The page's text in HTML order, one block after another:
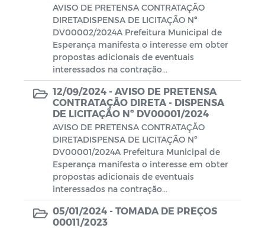
AVISO DE PRETENSA CONTRATAÇÃO
DIRETADISPENSA DE LICITAÇÃO Nº
DV00002/2024A Prefeitura Municipal de
Esperança manifesta o interesse em obter
propostas adicionais de eventuais
interessados na contração...
12/09/2024 - AVISO DE PRETENSA
CONTRATAÇÃO DIRETA - DISPENSA
DE LICITAÇÃO Nº DV00001/2024
AVISO DE PRETENSA CONTRATAÇÃO
DIRETADISPENSA DE LICITAÇÃO Nº
DV00001/2024A Prefeitura Municipal de
Esperança manifesta o interesse em obter
propostas adicionais de eventuais
interessados na contração...
05/01/2024 - TOMADA DE PREÇOS
00011/2023